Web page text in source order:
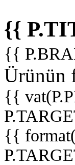
{{
{{
Ürünün
{{
{{